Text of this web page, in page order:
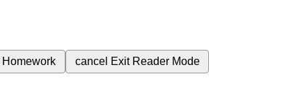
Homework cancel Exit Reader Mode